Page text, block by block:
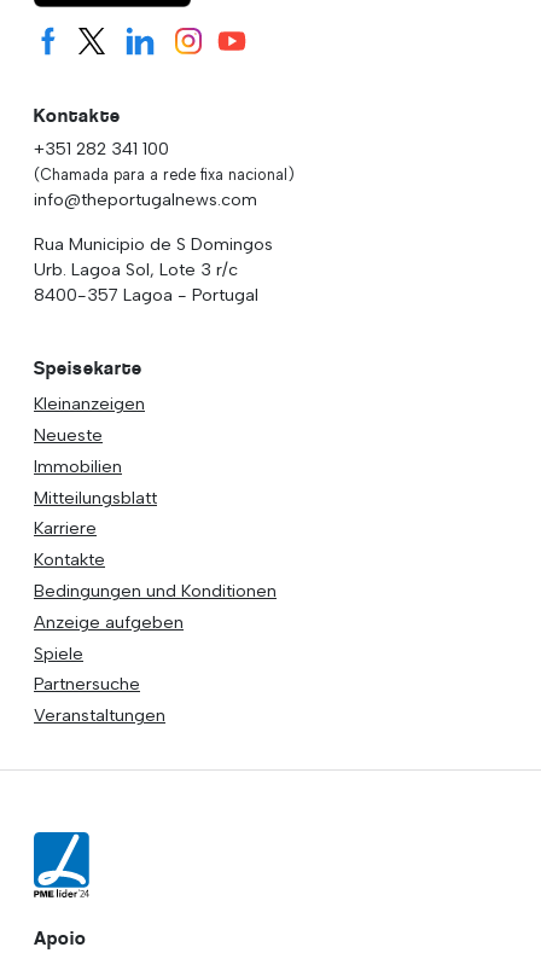
Kontakte
+351 282 341 100
(Chamada para a rede fixa nacional)
info@theportugalnews.com
Rua Municipio de S Domingos
Urb. Lagoa Sol, Lote 3 r/c
8400-357 Lagoa - Portugal
Speisekarte
Kleinanzeigen
Neueste
Immobilien
Mitteilungsblatt
Karriere
Kontakte
Bedingungen und Konditionen
Anzeige aufgeben
Spiele
Partnersuche
Veranstaltungen
Apoio